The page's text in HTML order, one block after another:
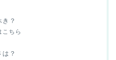
？
こちら
？